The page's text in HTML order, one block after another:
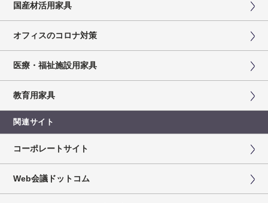
国産材活用家具
オフィスのコロナ対策
医療・福祉施設用家具
教育用家具
関連サイト
コーポレートサイト
Web会議ドットコム